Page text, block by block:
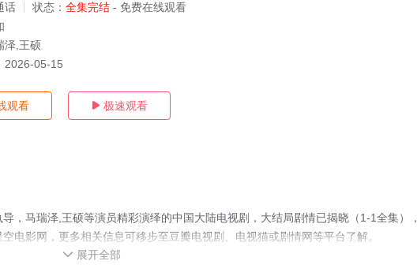
话 状态： 全集完结 - 免费在线观看
泽,王硕
2026-05-15
观看  极速观看
，马瑞泽,王硕等演员精彩演绎的中国大陆电视剧，大结局剧情已揭晓（1-1全集），
电影网，更多相关信息可移步至豆瓣电视剧、电视猫或剧情网等平台了解。
 展开全部